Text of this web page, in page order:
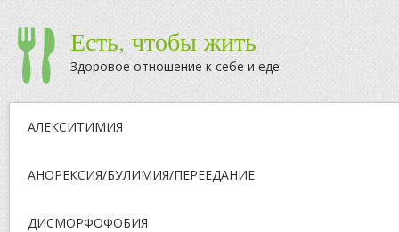
Есть, чтобы жить
Здоровое отношение к себе и еде
АЛЕКСИТИМИЯ
АНОРЕКСИЯ/БУЛИМИЯ/ПЕРЕЕДАНИЕ
ДИСМОРФОФОБИЯ